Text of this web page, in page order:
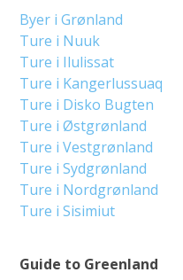
Guide to Greenland
Byer i Grønland
Ture i Nuuk
Ture i Ilulissat
Ture i Kangerlussuaq
Ture i Disko Bugten
Ture i Østgrønland
Ture i Vestgrønland
Ture i Sydgrønland
Ture i Nordgrønland
Ture i Sisimiut